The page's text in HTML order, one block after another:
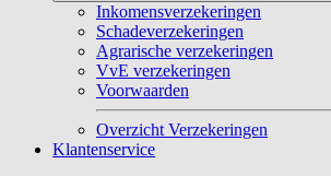
Inkomensverzekeringen
Schadeverzekeringen
Agrarische verzekeringen
VvE verzekeringen
Voorwaarden
Overzicht Verzekeringen
Klantenservice